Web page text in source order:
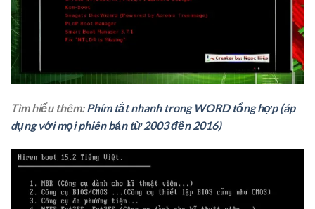
Tìm hiểu thêm:Phím tắt nhanh trong WORD tổng hợp (áp
dụng với mọi phiên bản từ 2003 đến 2016)